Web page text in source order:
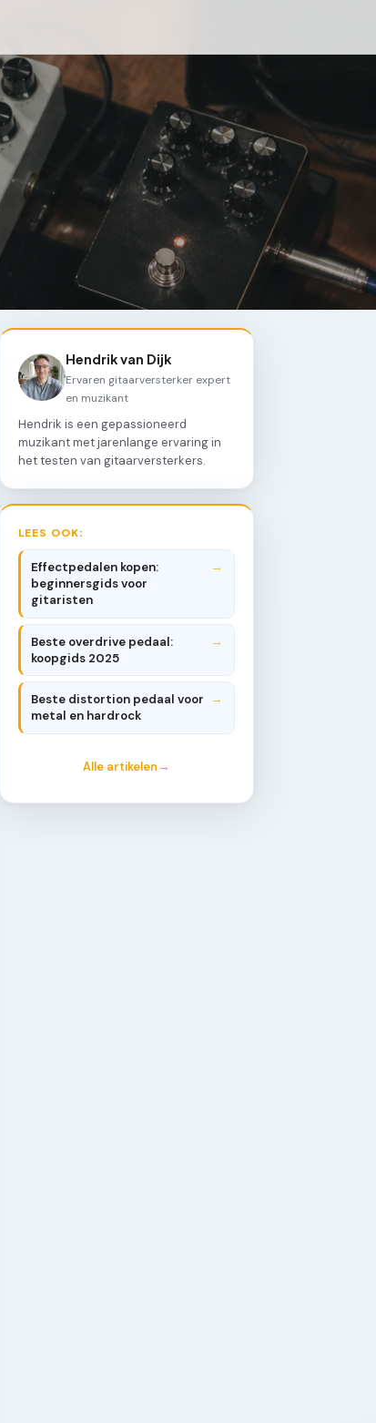
Hendrik van Dijk
Ervaren gitaarversterker expert
en muzikant
Hendrik is een gepassioneerd
muzikant met jarenlange ervaring in
het testen van gitaarversterkers.
LEES OOK:
Effectpedalen kopen:
beginnersgids voor
gitaristen
Beste overdrive pedaal:
koopgids 2025
Beste distortion pedaal voor
metal en hardrock
Alle artikelen